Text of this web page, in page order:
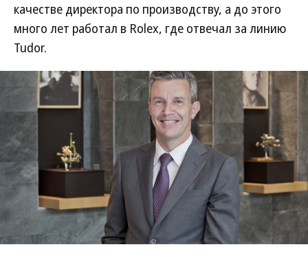
качестве директора по производству, а до этого
много лет работал в Rolex, где отвечал за линию
Tudor.